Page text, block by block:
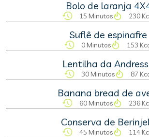
Bolo de laranja
15 Minutos 230
Suflê de espinafre
0 Minutos 153
Lentilha da
30 Minutos 87
Banana bread de
60 Minutos 236
Conserva de
45 Minutos 114